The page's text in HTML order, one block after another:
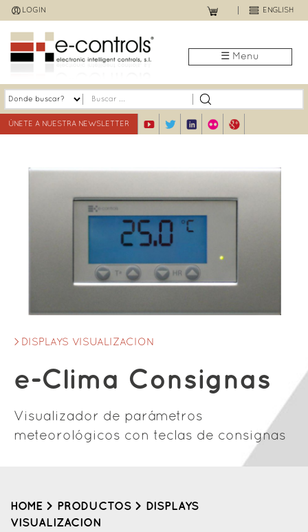
Jump
to
navigation
LOGIN ENGLISH
☰ Menu
ÚNETE A NUESTRA NEWSLETTER
DISPLAYS VISUALIZACION
e-Clima Consignas
Visualizador de parámetros
meteorológicos con teclas de consignas
HOME > PRODUCTOS >
DISPLAYS
VISUALIZACION